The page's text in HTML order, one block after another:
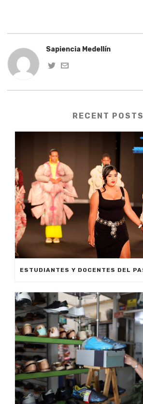
Sapiencia Medellín
RECENT POSTS